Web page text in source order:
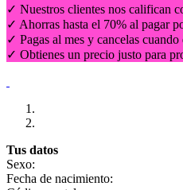
✓ Nuestros clientes nos califican
✓ Ahorras hasta el 70% al pagar
✓ Pagas al mes y cancelas cuando
✓ Obtienes un precio justo para
Tus datos
Sexo:
Fecha de nacimiento: